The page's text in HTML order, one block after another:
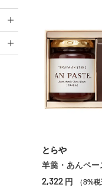
とらや
羊羹・あんペ
2,322 円 （8%税